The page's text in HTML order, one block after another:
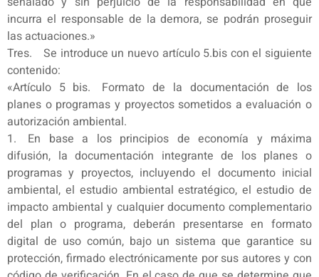
incurra el responsable de la demora, se podrán proseguir
las actuaciones.»
Tres. Se introduce un nuevo artículo 5.bis con el siguiente
contenido:
«Artículo 5 bis. Formato de la documentación de los
planes o programas y proyectos sometidos a evaluación o
autorización ambiental.
1. En base a los principios de economía y máxima
difusión, la documentación integrante de los planes o
programas y proyectos, incluyendo el documento inicial
ambiental, el estudio ambiental estratégico, el estudio de
impacto ambiental y cualquier documento complementario
del plan o programa, deberán presentarse en formato
digital de uso común, bajo un sistema que garantice su
protección, firmado electrónicamente por sus autores y con